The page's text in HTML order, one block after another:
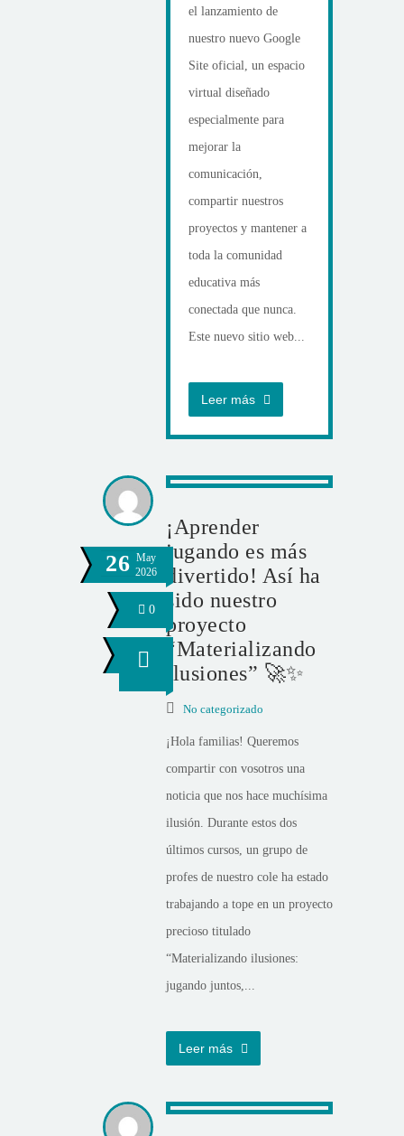
el lanzamiento de
nuestro nuevo Google
Site oficial, un espacio
virtual diseñado
especialmente para
mejorar la
comunicación,
compartir nuestros
proyectos y mantener a
toda la comunidad
educativa más
conectada que nunca.
Este nuevo sitio web...
Leer más
26 May
2026
0
¡Aprender
jugando es más
divertido! Así ha
sido nuestro
proyecto
“Materializando
ilusiones” 🚀✨
No categorizado
¡Hola familias! Queremos
compartir con vosotros una
noticia que nos hace muchísima
ilusión. Durante estos dos
últimos cursos, un grupo de
profes de nuestro cole ha estado
trabajando a tope en un proyecto
precioso titulado
“Materializando ilusiones:
jugando juntos,...
Leer más